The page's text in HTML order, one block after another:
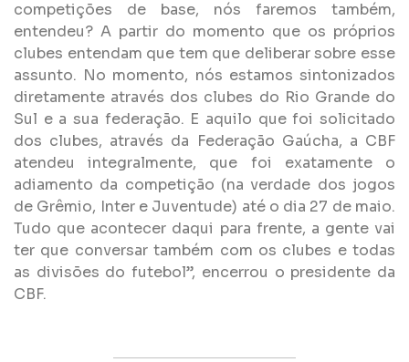
competições de base, nós faremos também,
entendeu? A partir do momento que os próprios
clubes entendam que tem que deliberar sobre esse
assunto. No momento, nós estamos sintonizados
diretamente através dos clubes do Rio Grande do
Sul e a sua federação. E aquilo que foi solicitado
dos clubes, através da Federação Gaúcha, a CBF
atendeu integralmente, que foi exatamente o
adiamento da competição (na verdade dos jogos
de Grêmio, Inter e Juventude) até o dia 27 de maio.
Tudo que acontecer daqui para frente, a gente vai
ter que conversar também com os clubes e todas
as divisões do futebol”, encerrou o presidente da
CBF.